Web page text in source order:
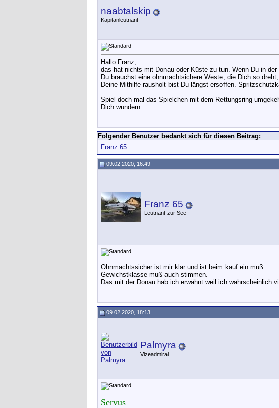
naabtalskip
Kapitänleutnant
Hallo Franz,
das hat nichts mit Donau oder Küste zu tun. Wenn Du in
Du brauchst eine ohnmachtsichere Weste, die Dich so
Deine Mithilfe rausholt bist Du längst ersoffen.
Spiel doch mal das Spielchen mit dem Rettungsring
Dich wundern.
Folgender Benutzer bedankt sich für diesen Beitrag:
Franz 65
09.02.2020, 16:49
Franz 65
Leutnant zur See
Ohnmachtssicher ist mir klar und ist beim kauf ein muß.
Gewichstklasse muß auch stimmen.
Das mit der Donau hab ich erwähnt weil ich wahrscheinlich
09.02.2020, 18:13
Palmyra
Vizeadmiral
Servus